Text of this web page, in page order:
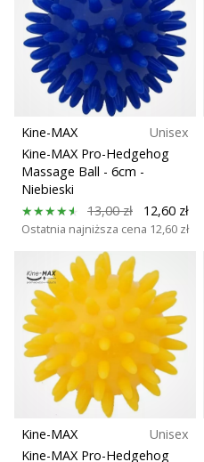
Kine-MAX
Unisex
Kine-MAX Pro-Hedgehog
Massage Ball - 6cm -
Niebieski
13,00 zł
12,60 zł
Ostatnia najniższa cena 12,60 zł
Kine-MAX
Unisex
Kine-MAX Pro-Hedgehog